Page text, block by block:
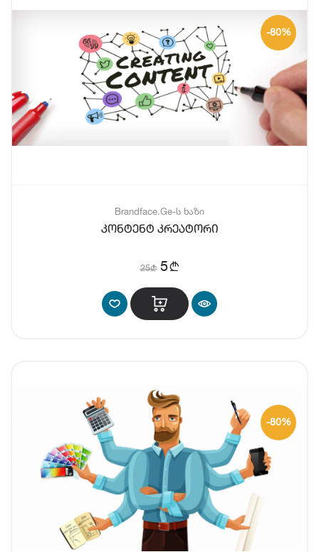
-80%
Brandface.Ge-ს ხაზი
კონტენტ კრეატორი
25b 5b
-80%